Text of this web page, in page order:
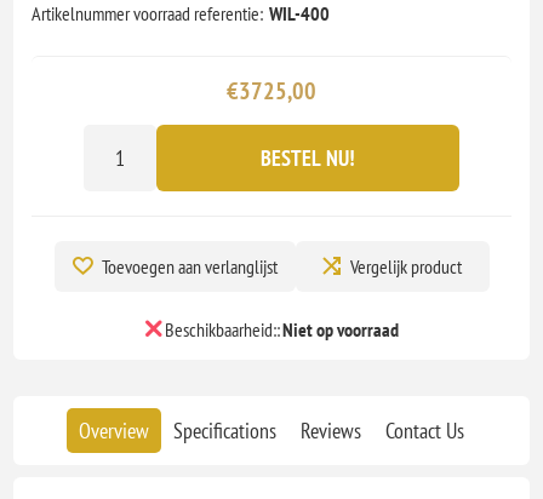
Artikelnummer voorraad referentie: WIL-400
€3725,00
BESTEL NU!
Toevoegen aan verlanglijst Vergelijk product
Beschikbaarheid::Niet op voorraad
Overview Specifications Reviews Contact Us